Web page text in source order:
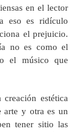
en el lector
eso es ridículo
el prejuicio.
no es como el
el músico que
estética
arte y otra es un
tener sitio las